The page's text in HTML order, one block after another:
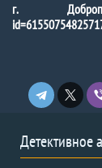
г.
Детективное